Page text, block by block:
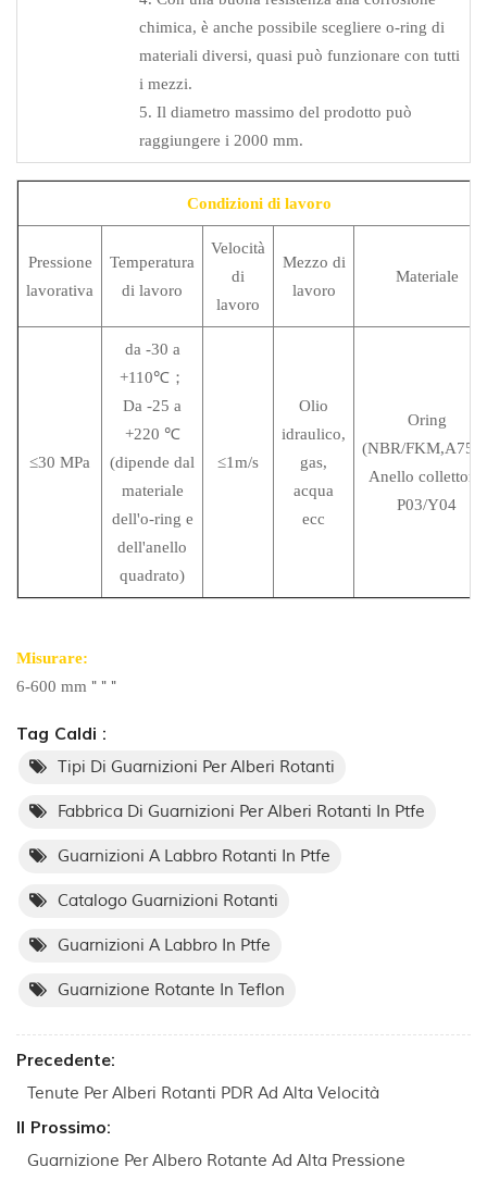
chimica, è anche possibile scegliere o-ring di
materiali diversi, quasi può funzionare con tutti
i mezzi.
5. Il diametro massimo del prodotto può
raggiungere i 2000 mm.
Condizioni di lavoro
Pressione
lavorativa
Temperatura
di lavoro
Velocità
di
lavoro
Mezzo di
lavoro
Materiale
≤30 MPa
da -30 a
+110℃；
Da -25 a
+220 ℃
(dipende dal
materiale
dell'o-ring e
dell'anello
quadrato)
≤1m/s
Olio
idraulico,
gas,
acqua
ecc
Oring
(NBR/
Anello collettore:
P03/Y04
Misurare:
6-600 mm " " "
Tag Caldi :
Tipi Di Guarnizioni Per Alberi Rotanti
Fabbrica Di Guarnizioni Per Alberi Rotanti In Ptfe
Guarnizioni A Labbro Rotanti In Ptfe
Catalogo Guarnizioni Rotanti
Guarnizioni A Labbro In Ptfe
Guarnizione Rotante In Teflon
Precedente:
Tenute Per Alberi Rotanti PDR Ad Alta Velocità
Il Prossimo:
Guarnizione Per Albero Rotante Ad Alta Pressione